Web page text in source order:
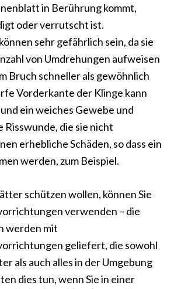
in Berührung kommt,
oder verrutscht ist.
sehr gefährlich sein, da sie
von Umdrehungen aufweisen
Bruch schneller als gewöhnlich
Vorderkante der Klinge kann
ein weiches Gewebe und
Risswunde, die sie nicht
erhebliche Schäden, so dass ein
werden, zum Beispiel.
schützen wollen, können Sie
verwenden – die
werden mit
geliefert, die sowohl
als auch alles in der Umgebung
dies tun, wenn Sie in einer